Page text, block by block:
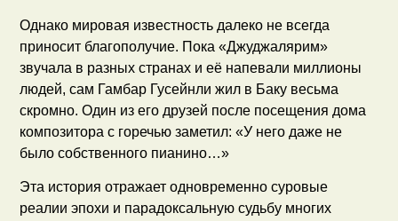
Однако мировая известность далеко не всегда
приносит благополучие. Пока «Джуджалярим»
звучала в разных странах и её напевали миллионы
людей, сам Гамбар Гусейнли жил в Баку весьма
скромно. Один из его друзей после посещения дома
композитора с горечью заметил: «У него даже не
было собственного пианино…»
Эта история отражает одновременно суровые
реалии эпохи и парадоксальную судьбу многих